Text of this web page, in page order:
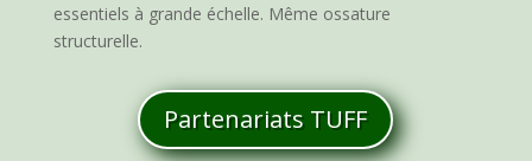
essentiels à grande échelle. Même ossature
structurelle.
Partenariats TUFF